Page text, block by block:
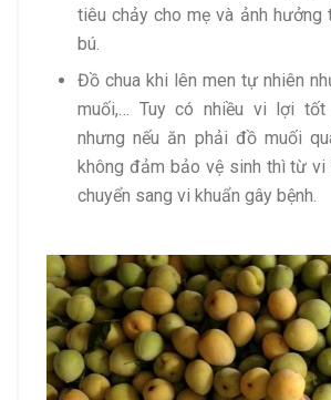
tiêu chảy cho mẹ và ảnh hưởng
bú.
Đồ chua khi lên men tự nhiên
muối,… Tuy có nhiều vi lợi
nhưng nếu ăn phải đồ muối
không đảm bảo vệ sinh thì từ
chuyển sang vi khuẩn gây bệnh.